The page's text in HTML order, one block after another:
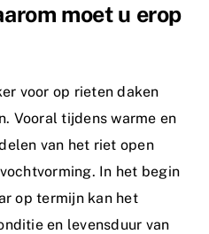
moet u erop
voor op rieten daken
Vooral tijdens warme en
van het riet open
In het begin
op termijn kan het
en levensduur van